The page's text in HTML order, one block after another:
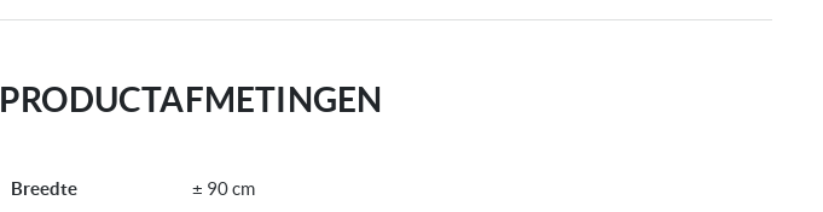
PRODUCTAFMETINGEN
Breedte ± 90 cm